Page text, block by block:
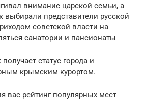
внимание царской семьи, а
представители русской
советской власти на
санатории и пансионаты
статус города и
крымским курортом.
вас рейтинг популярных мест